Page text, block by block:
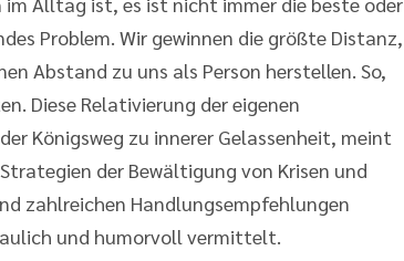
Problem. Wir gewinnen die größte Distanz,
Abstand zu uns als Person herstellen. So,
Diese Relativierung der eigenen
Königsweg zu innerer Gelassenheit, meint
der Bewältigung von Krisen und
zahlreichen Handlungsempfehlungen
und humorvoll vermittelt.